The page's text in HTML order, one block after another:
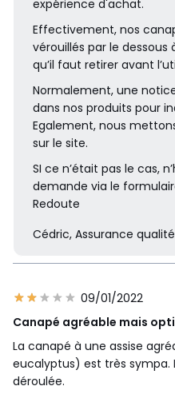
expérience d'achat.
Effectivement, nos
vérouillés par le dessous
qu’il faut retirer avant
Normalement, une
dans nos produits pour
Egalement, nous
sur le site.
SI ce n’était pas le cas,
demande via le
Redoute
Cédric, Assurance qualité
09/01/2022
Canapé agréable mais
La canapé à une assise
eucalyptus) est très sympa.
déroulée.